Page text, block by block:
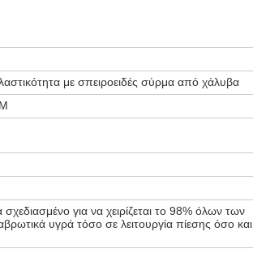
με σπειροειδές σύρμα από χάλυβα
για να χειρίζεται το 98% όλων των
υγρά τόσο σε λειτουργία πίεσης όσο και